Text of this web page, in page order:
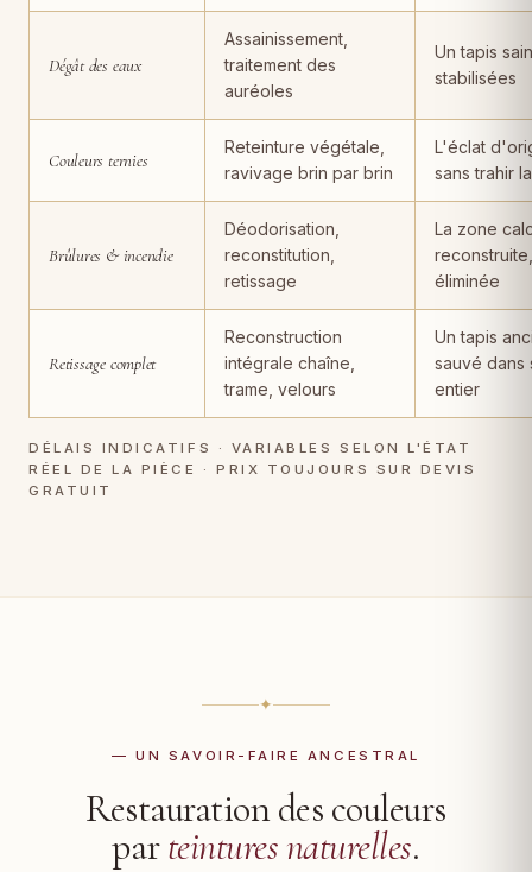
Dégât des eaux
Assainissement,
traitement des
auréoles
Un tapis
stabilisées
Couleurs ternies
Reteinture végétale,
ravivage brin par brin
L'éclat
sans trahir
Brûlures & incendie
Déodorisation,
reconstitution,
retissage
La zone
éliminée
Retissage complet
Reconstruction
intégrale chaîne,
trame, velours
Un tapis
sauvé dans
entier
DÉLAIS INDICATIFS · VARIABLES SELON L'ÉTAT
RÉEL DE LA PIÈCE · PRIX TOUJOURS SUR DEVIS
GRATUIT
✦
— UN SAVOIR-FAIRE ANCESTRAL
Restauration des couleurs
parteintures naturelles.